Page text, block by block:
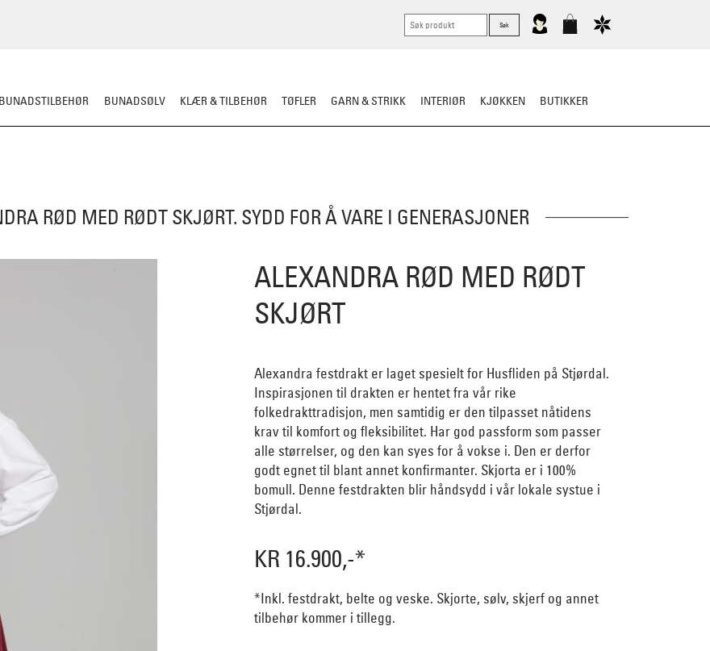
BUNADSTILBEHØR BUNADSØLV KLÆR & TILBEHØR TØFLER GARN & STRIKK INTERIØR KJØKKEN BUTIKKER
RØD MED RØDT SKJØRT. SYDD FOR Å VARE I GENERASJONER
ALEXANDRA RØD MED RØDT
SKJØRT
Alexandra festdrakt er laget spesielt for Husfliden på Stjørdal.
Inspirasjonen til drakten er hentet fra vår rike
folkedrakttradisjon, men samtidig er den tilpasset nåtidens
krav til komfort og fleksibilitet. Har god passform som passer
alle størrelser, og den kan syes for å vokse i. Den er derfor
godt egnet til blant annet konfirmanter. Skjorta er i 100%
bomull. Denne festdrakten blir håndsydd i vår lokale systue i
Stjørdal.
KR 16.900,-*
*Inkl. festdrakt, belte og veske. Skjorte, sølv, skjerf og annet
tilbehør kommer i tillegg.